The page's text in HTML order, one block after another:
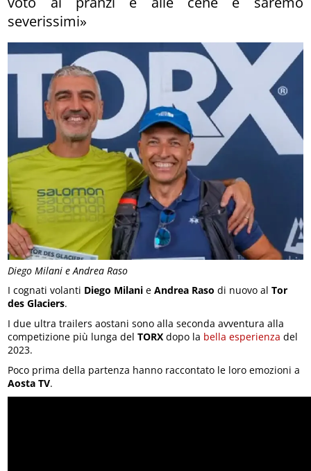
Diego Milani e Andrea Raso
severissimi»
I cognati volanti Diego Milani eAndrea Raso di nuovo alTor
des Glaciers.
I due ultra trailers aostani sono alla seconda avventura alla
competizione più lunga delTORX dopo la bella esperienza del
2023.
Poco prima della partenza hanno raccontato le loro emozioni a
Aosta TV.